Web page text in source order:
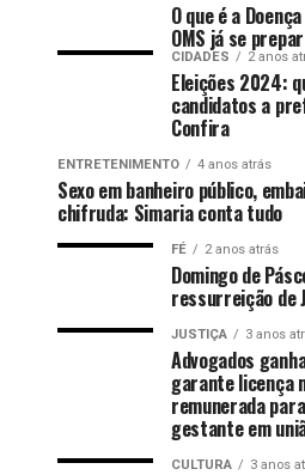
O que é a
OMS já se
CIDADES 2 anos
Eleições 2024:
candidatos a
Confira
ENTRETENIMENTO 4 anos atrás
Sexo em banheiro público,
chifruda: Simaria conta tudo
FÉ 2 anos atrás
Domingo de
ressurreição de
JUSTIÇA 3 anos
Advogados
garante licença
remunerada
gestante em
CULTURA 3 anos